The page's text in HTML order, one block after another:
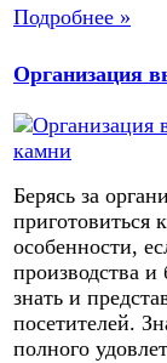
Подробнее »
Организация
Берясь за
приготовиться
особенности,
производства
знать и
посетителей.
полного